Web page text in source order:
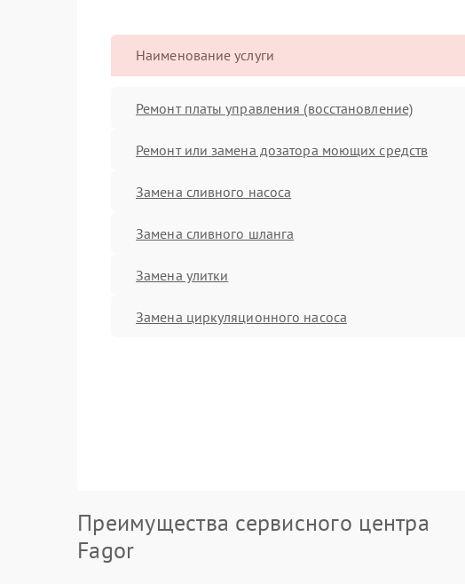
Наименование услуги
Ремонт платы управления (восстановление)
Ремонт или замена дозатора моющих средств
Замена сливного насоса
Замена сливного шланга
Замена улитки
Замена циркуляционного насоса
Преимущества сервисного центра
Fagor